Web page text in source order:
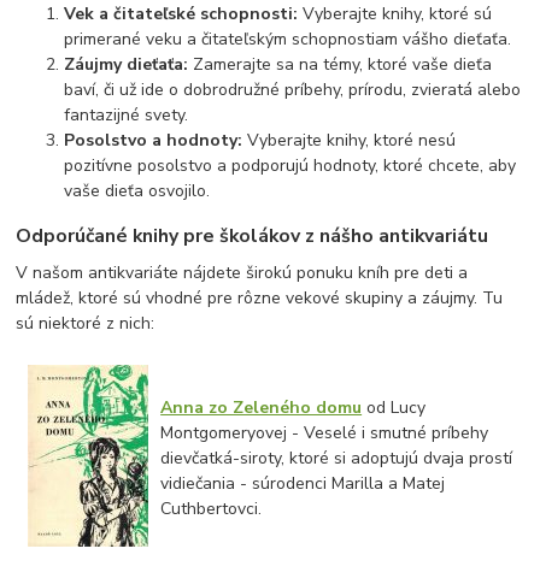
Vek a čitateľské schopnosti: Vyberajte knihy, ktoré sú
primerané veku a čitateľským schopnostiam vášho dieťaťa.
Záujmy dieťaťa: Zamerajte sa na témy, ktoré vaše dieťa
baví, či už ide o dobrodružné príbehy, prírodu, zvieratá alebo
fantazijné svety.
Posolstvo a hodnoty: Vyberajte knihy, ktoré nesú
pozitívne posolstvo a podporujú hodnoty, ktoré chcete, aby
vaše dieťa osvojilo.
Odporúčané knihy pre školákov z nášho antikvariátu
V našom antikvariáte nájdete širokú ponuku kníh pre deti a
mládež, ktoré sú vhodné pre rôzne vekové skupiny a záujmy. Tu
sú niektoré z nich:
Anna zo Zeleného domu od Lucy
Montgomeryovej - Veselé i smutné príbehy
dievčatká-siroty, ktoré si adoptujú dvaja prostí
vidiečania - súrodenci Marilla a Matej
Cuthbertovci.